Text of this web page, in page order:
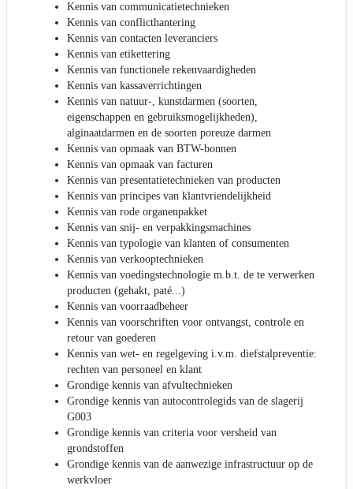
Kennis van communicatietechnieken
Kennis van conflicthantering
Kennis van contacten leveranciers
Kennis van etikettering
Kennis van functionele rekenvaardigheden
Kennis van kassaverrichtingen
Kennis van natuur-, kunstdarmen (soorten,
eigenschappen en gebruiksmogelijkheden),
alginaatdarmen en de soorten poreuze darmen
Kennis van opmaak van BTW-bonnen
Kennis van opmaak van facturen
Kennis van presentatietechnieken van producten
Kennis van principes van klantvriendelijkheid
Kennis van rode organenpakket
Kennis van snij- en verpakkingsmachines
Kennis van typologie van klanten of consumenten
Kennis van verkooptechnieken
Kennis van voedingstechnologie m.b.t. de te verwerken
producten (gehakt, paté...)
Kennis van voorraadbeheer
Kennis van voorschriften voor ontvangst, controle en
retour van goederen
Kennis van wet- en regelgeving i.v.m. diefstalpreventie:
rechten van personeel en klant
Grondige kennis van afvultechnieken
Grondige kennis van autocontrolegids van de slagerij
G003
Grondige kennis van criteria voor versheid van
grondstoffen
Grondige kennis van de aanwezige infrastructuur op de
werkvloer